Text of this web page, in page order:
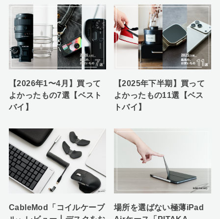
【2026年1〜4月】買って
よかったもの7選【ベスト
バイ】
【2025年下半期】買って
よかったもの11選【ベス
トバイ】
CableMod「コイルケーブ
場所を選ばない極薄iPad